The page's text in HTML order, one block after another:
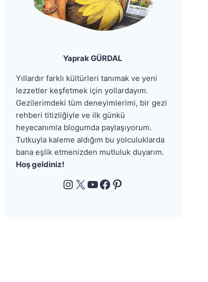
Yaprak GÜRDAL
Yıllardır farklı kültürleri tanımak ve yeni
lezzetler keşfetmek için yollardayım.
Gezilerimdeki tüm deneyimlerimi, bir gezi
rehberi titizliğiyle ve ilk günkü
heyecanımla blogumda paylaşıyorum.
Tutkuyla kaleme aldığım bu yolculuklarda
bana eşlik etmenizden mutluluk duyarım.
Hoş geldiniz!
Instagram
X YouTube
Facebook
Pinterest